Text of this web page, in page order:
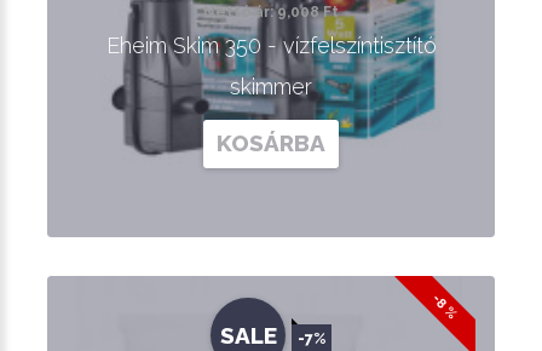
Nettó ár: 9,008 Ft
Eheim Skim 350 - vízfelszíntisztító
skimmer
KOSÁRBA
-8 %
SALE -7%